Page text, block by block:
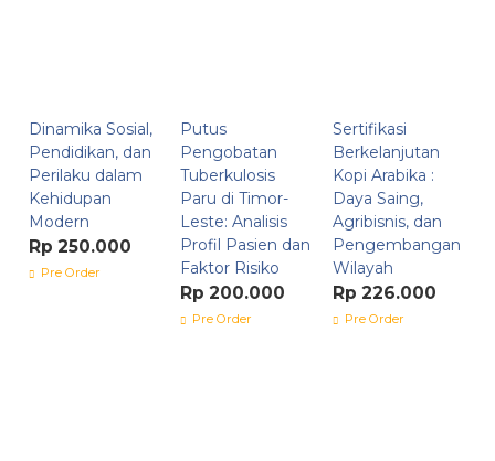
Dinamika Sosial,
Pendidikan, dan
Perilaku dalam
Kehidupan
Modern
Rp 250.000
Pre Order
Putus
Pengobatan
Tuberkulosis
Paru di Timor-
Leste: Analisis
Profil Pasien dan
Faktor Risiko
Rp 200.000
Pre Order
Sertifikasi
Berkelanjutan
Kopi Arabika :
Daya Saing,
Agribisnis, dan
Pengembangan
Wilayah
Rp 226.000
Pre Order